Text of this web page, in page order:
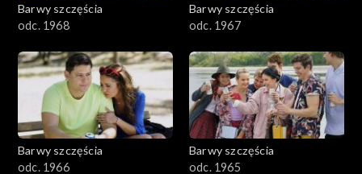
Barwy szczęścia
odc. 1968
Barwy szczęścia
odc. 1967
Barwy szczęścia
odc. 1966
Barwy szczęścia
odc. 1965